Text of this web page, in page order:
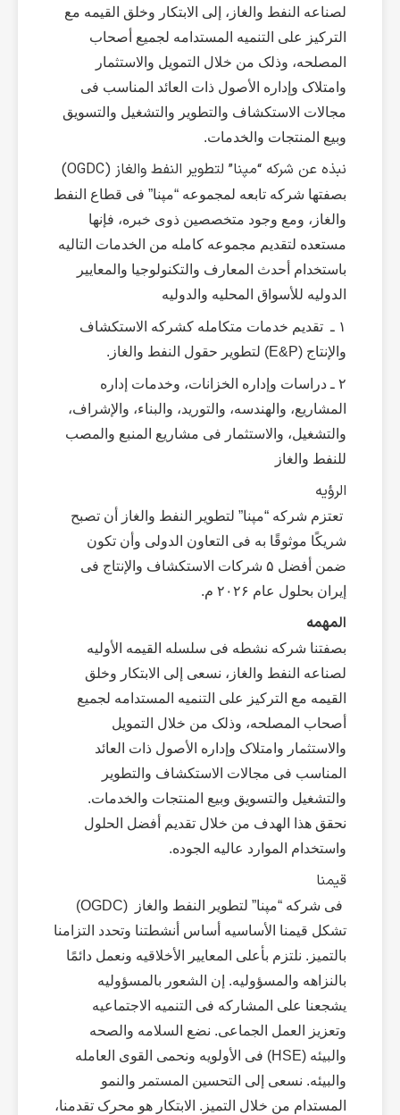
لصناعه النفط والغاز، إلى الابتکار وخلق القیمه مع
الترکیز على التنمیه المستدامه لجمیع أصحاب
المصلحه، وذلک من خلال التمویل والاستثمار
وامتلاک وإداره الأصول ذات العائد المناسب فی
مجالات الاستکشاف والتطویر والتشغیل والتسویق
وبیع المنتجات والخدمات.
نبذه عن شرکه “مپنا” لتطویر النفط والغاز (OGDC)
بصفتها شرکه تابعه لمجموعه “مپنا” فی قطاع النفط
والغاز، ومع وجود متخصصین ذوی خبره، فإنها
مستعده لتقدیم مجموعه کامله من الخدمات التالیه
باستخدام أحدث المعارف والتکنولوجیا والمعاییر
الدولیه للأسواق المحلیه والدولیه
۱ ـ تقدیم خدمات متکامله کشرکه الاستکشاف
والإنتاج (E&P) لتطویر حقول النفط والغاز.
۲ ـ دراسات وإداره الخزانات، وخدمات إداره
المشاریع، والهندسه، والتورید، والبناء، والإشراف،
والتشغیل، والاستثمار فی مشاریع المنبع والمصب
للنفط والغاز
الرؤیه
تعتزم شرکه “مپنا” لتطویر النفط والغاز أن تصبح
شریکًا موثوقًا به فی التعاون الدولی وأن تکون
ضمن أفضل ۵ شرکات الاستکشاف والإنتاج فی
إیران بحلول عام ۲۰۲۶ م.
المهمه
بصفتنا شرکه نشطه فی سلسله القیمه الأولیه
لصناعه النفط والغاز، نسعى إلى الابتکار وخلق
القیمه مع الترکیز على التنمیه المستدامه لجمیع
أصحاب المصلحه، وذلک من خلال التمویل
والاستثمار وامتلاک وإداره الأصول ذات العائد
المناسب فی مجالات الاستکشاف والتطویر
والتشغیل والتسویق وبیع المنتجات والخدمات.
نحقق هذا الهدف من خلال تقدیم أفضل الحلول
واستخدام الموارد عالیه الجوده.
قیمنا
فی شرکه “مپنا” لتطویر النفط والغاز (OGDC)
تشکل قیمنا الأساسیه أساس أنشطتنا وتحدد التزامنا
بالتمیز. نلتزم بأعلى المعاییر الأخلاقیه ونعمل دائمًا
بالنزاهه والمسؤولیه. إن الشعور بالمسؤولیه
یشجعنا على المشارکه فی التنمیه الاجتماعیه
وتعزیز العمل الجماعی. نضع السلامه والصحه
والبیئه (HSE) فی الأولویه ونحمی القوى العامله
والبیئه. نسعى إلى التحسین المستمر والنمو
المستدام من خلال التمیز. الابتکار هو محرک تقدمنا،